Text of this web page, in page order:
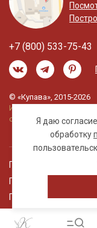
Я даю
обработку
+7 (800) 533-75-43
© «Купава», 2015-2026
Информация на сайте
офертой.
Правовая
Политика обработки
Пользовательское